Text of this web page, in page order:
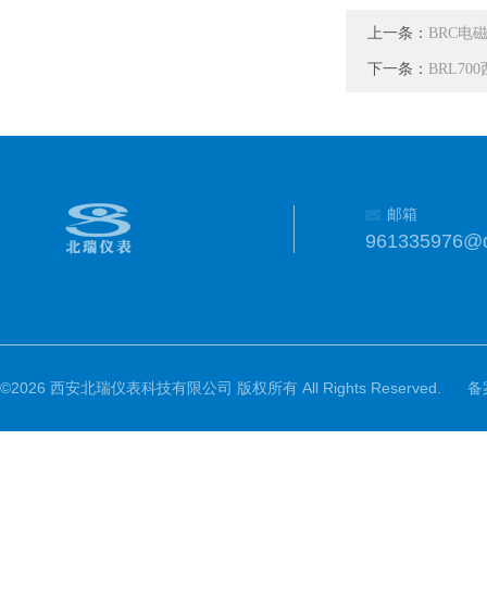
上一条： BRC电
下一条：
邮箱
©2026 西安北瑞仪表科技有限公司 版权所有 All Rights Reserved. 备